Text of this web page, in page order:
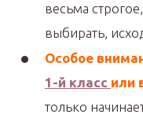
весьма
выбирать,
Особое
1-й класс или
только